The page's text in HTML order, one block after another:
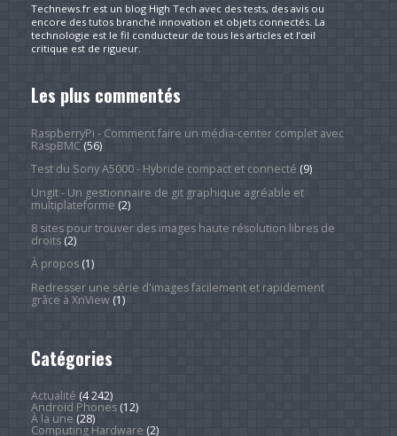
Technews.fr est un blog High Tech avec des tests, des avis ou
encore des tutos branché innovation et objets connectés. La
technologie est le fil conducteur de tous les articles et l’œil
critique est de rigueur.
Les plus commentés
RaspberryPi - Comment faire un média-center complet avec
RaspBMC(56)
Test du Sony A5000 - Hybride compact et connecté (9)
Ungit - Un gestionnaire de git graphique agréable et
multiplateforme (2)
8 sites pour trouver des images haute résolution libres de
droits(2)
À propos(1)
Redresser une série d'images facilement et rapidement
grâce à XnView(1)
Catégories
Actualité (4 242)
Android Phones(12)
À la une (28)
Computing Hardware (2)